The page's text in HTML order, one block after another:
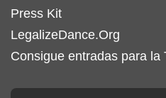
Press Kit
LegalizeDance.Org
Consigue entradas para la